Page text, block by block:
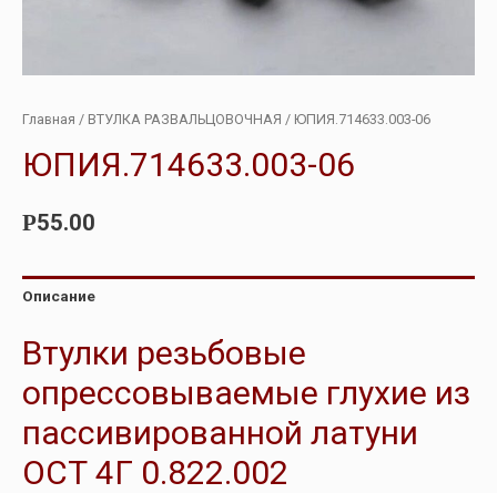
Главная / ВТУЛКА РАЗВАЛЬЦОВОЧНАЯ / ЮПИЯ.714633.003-06
ЮПИЯ.714633.003-06
Р55.00
Описание
Втулки резьбовые
опрессовываемые глухие из
пассивированной латуни
ОСТ 4Г 0.822.002